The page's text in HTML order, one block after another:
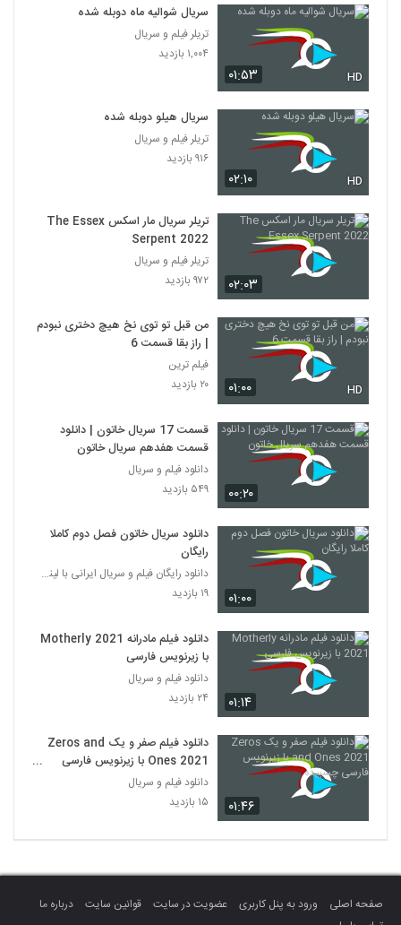
۰۱:۵۳ HD
سریال شوالیه ماه دوبله شده
تریلر فیلم و سریال
۱,۰۰۴ بازدید
۰۲:۱۰ HD
سریال هیلو دوبله شده
تریلر فیلم و سریال
۹۱۶ بازدید
۰۲:۰۳
تریلر سریال مار اسکس The Essex
Serpent 2022
تریلر فیلم و سریال
۹۷۲ بازدید
۰۱:۰۰ HD
من قبل تو توی نخ هیچ دختری نبودم
| راز بقا قسمت 6
فیلم ترین
۲۰ بازدید
۰۰:۲۰
قسمت 17 سریال خاتون | دانلود
قسمت هفدهم سریال خاتون
دانلود فیلم و سریال
۵۴۹ بازدید
۰۱:۰۰
دانلود سریال خاتون فصل دوم کاملا
رایگان
دانلود رایگان فیلم و سریال ایرانی با لینک مستقیم
۱۹ بازدید
۰۱:۱۴
دانلود فیلم مادرانه Motherly 2021
با زیرنویس فارسی
دانلود فیلم و سریال
۲۴ بازدید
۰۱:۴۶
دانلود فیلم صفر و یک Zeros and
Ones 2021 با زیرنویس فارسی
چسبیده
دانلود فیلم و سریال
۱۵ بازدید
صفحه اصلی ورود به پنل کاربری عضویت در سایت قوانین سایت
درباره ما